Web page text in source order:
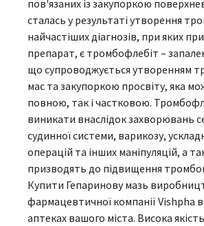
пов'язаних із закупоркою
сталась у результаті утворення
найчастіших діагнозів, при яких
препарат, є тромбофлебіт –
що супроводжується утворенням
мас та закупоркою просвіту, яка
повною, так і частковою.
виникати внаслідок захворювань
судинної системи, варикозу,
операцій та інших маніпуляцій, а
призводять до підвищення
Купити Гепаринову мазь
фармацевтичної компанії Vishpha
аптеках вашого міста. Висока